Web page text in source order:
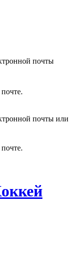
почты
почты или